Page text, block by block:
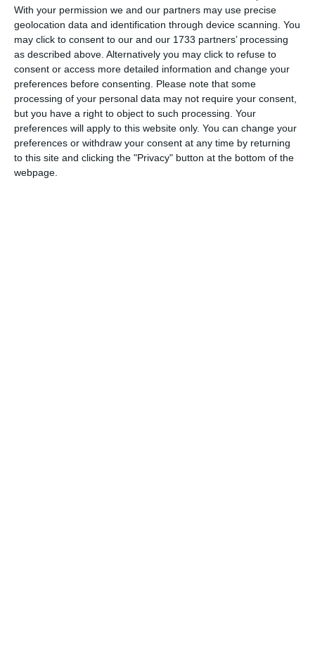
With your permission we and our partners may use precise
geolocation data and identification through device scanning. You
may click to consent to our and our 1733 partners’ processing
as described above. Alternatively you may click to refuse to
consent or access more detailed information and change your
preferences before consenting.
Please note that some
processing of your personal data may not require your consent,
but you have a right to object to such processing. Your
preferences will apply to this website only. You can change your
preferences or withdraw your consent at any time by returning
to this site and clicking the "Privacy" button at the bottom of the
webpage.
Amintim că la data de 25.03.2024 judecătorul instanței
din Tulcea a formulat declarația de abținere, arătând că
este incompatibil de a soluționa cauza. Drept urmare,
dosarul este judecat la instanța de la malul mării, iar la
ultimul termen, au fost citați atât inculpatul și persoana
vătămată, cât și trei martori.
Filmul scandalului din actul de sesizare